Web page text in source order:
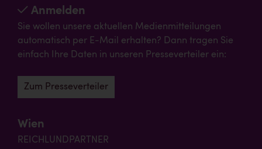
Anmelden
Sie wollen unsere aktuellen Medienmitteilungen
automatisch per E-Mail erhalten? Dann tragen Sie
einfach Ihre Daten in unseren Presseverteiler ein:
Zum Presseverteiler
Wien
REICHLUNDPARTNER